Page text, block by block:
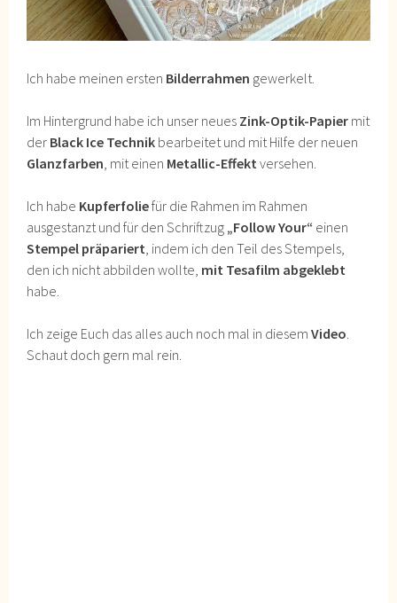
Ich habe meinen ersten Bilderrahmen gewerkelt.
Im Hintergrund habe ich unser neues Zink-Optik-Papier mit
der Black Ice Technik bearbeitet und mit Hilfe der neuen
Glanzfarben, mit einen Metallic-Effekt versehen.
Ich habe Kupferfoliefür die Rahmen im Rahmen
ausgestanzt und für den Schriftzug „Follow Your“ einen
Stempel präpariert, indem ich den Teil des Stempels,
den ich nicht abbilden wollte, mit Tesafilm abgeklebt
habe.
Ich zeige Euch das alles auch noch mal in diesemVideo.
Schaut doch gern mal rein.